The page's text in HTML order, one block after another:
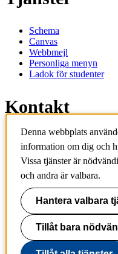
Schema
Canvas
Webbmejl
Personliga menyn
Ladok för studenter
Kontakt
Kontakta
Kontakta kurs
IT-support
KTH Entré
KTH
100 44 Stockholm
+46 8 790 60 00
info@kth.se
Denna webbplats
information om dig och
Vissa tjänster är
och andra är valbara.
Hantera valbara
Tillåt bara